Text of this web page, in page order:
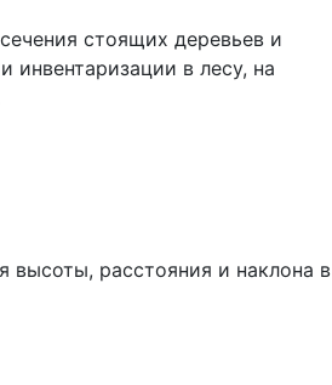
стоящих деревьев и
инвентаризации в лесу, на
расстояния и наклона в